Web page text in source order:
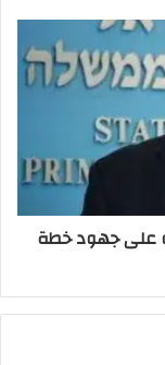
على جهود خطة